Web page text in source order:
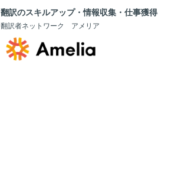
翻訳のスキルアップ・情報収集・仕事獲得
翻訳者ネットワーク アメリア